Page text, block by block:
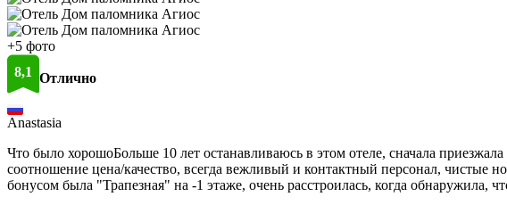
+5 фото
8,1 Отлично
Anastasia
Что было хорошоБольше 10 лет останавливаюсь в этом отеле, сначала
соотношение цена/качество, всегда вежливый и контактный персонал,
бонусом была "Трапезная" на -1 этаже, очень расстроилась, когда обнаружила,